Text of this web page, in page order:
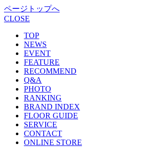
ページトップへ
CLOSE
TOP
NEWS
EVENT
FEATURE
RECOMMEND
Q&A
PHOTO
RANKING
BRAND INDEX
FLOOR GUIDE
SERVICE
CONTACT
ONLINE STORE